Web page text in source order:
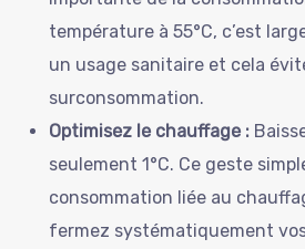
température à 55°C, c’est
un usage sanitaire et cela
surconsommation.
Optimisez le chauffage :
seulement 1°C. Ce geste
consommation liée au
fermez systématiquement